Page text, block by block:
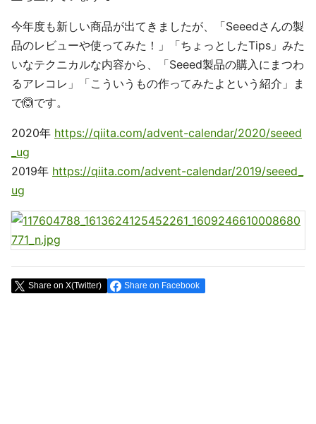
今年度も新しい商品が出てきましたが、「Seeedさんの製
品のレビューや使ってみた！」「ちょっとしたTips」みた
いなテクニカルな内容から、「Seeed製品の購入にまつわ
るアレコレ」「こういうもの作ってみたよという紹介」ま
で🙆です。
2020年 https://qiita.com/advent-calendar/2020/seeed
_ug
2019年 https://qiita.com/advent-calendar/2019/seeed_
ug
Share on X(Twitter) Share on Facebook